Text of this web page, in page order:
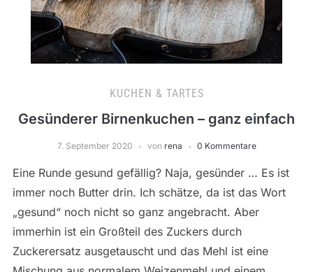
KUCHEN & TARTES
Gesünderer Birnenkuchen – ganz einfach
7. September 2020 von rena 0 Kommentare
Eine Runde gesund gefällig? Naja, gesünder … Es ist
immer noch Butter drin. Ich schätze, da ist das Wort
„gesund“ noch nicht so ganz angebracht. Aber
immerhin ist ein Großteil des Zuckers durch
Zuckerersatz ausgetauscht und das Mehl ist eine